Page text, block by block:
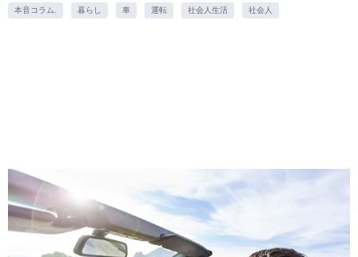
本音コラム. 暮らし 車 運転 社会人生活 社会人